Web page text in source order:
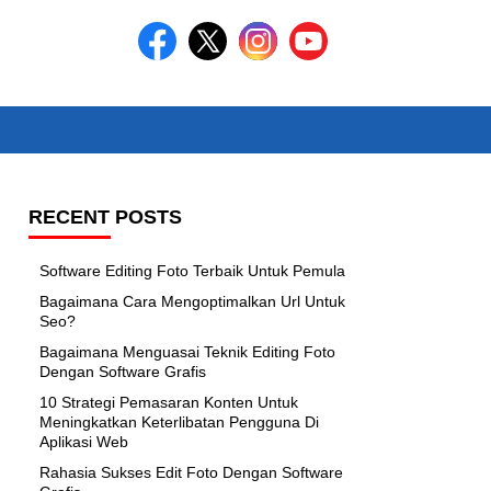
RECENT POSTS
Software Editing Foto Terbaik Untuk Pemula
Bagaimana Cara Mengoptimalkan Url Untuk
Seo?
Bagaimana Menguasai Teknik Editing Foto
Dengan Software Grafis
10 Strategi Pemasaran Konten Untuk
Meningkatkan Keterlibatan Pengguna Di
Aplikasi Web
Rahasia Sukses Edit Foto Dengan Software